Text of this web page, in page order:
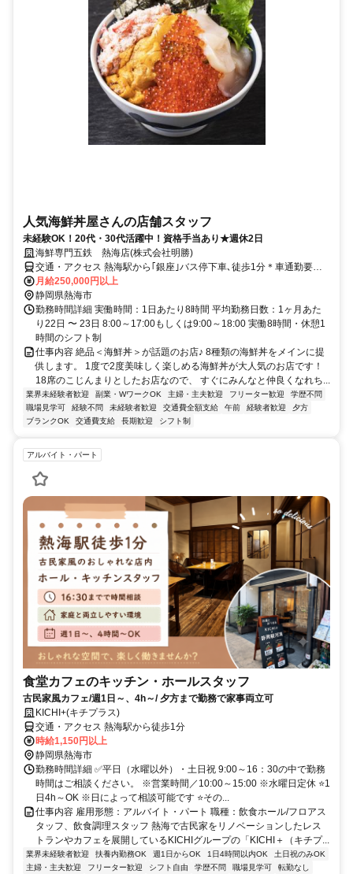
人気海鮮丼屋さんの店舗スタッフ
未経験OK！20代・30代活躍中！資格手当あり★週休2日
海鮮専門五鉄 熱海店(株式会社明勝)
交通・アクセス 熱海駅から｢銀座｣バス停下車､徒歩1分＊車通勤要相
談
月給250,000円以上
静岡県熱海市
勤務時間詳細 実働時間：1日あたり8時間 平均勤務日数：1ヶ月あた
り22日 〜 23日 8:00～17:00もしくは9:00～18:00 実働8時間・休憩1
時間のシフト制
仕事内容 絶品＜海鮮丼＞が話題のお店♪ 8種類の海鮮丼をメインに提
供します。 1度で2度美味しく楽しめる海鮮丼が大人気のお店です！
18席のこじんまりとしたお店なので、 すぐにみんなと仲良くなれち...
業界未経験者歓迎 副業・WワークOK 主婦・主夫歓迎 フリーター歓迎
学歴不問
職場見学可
経験不問 未経験者歓迎 交通費全額支給 午前 経験者歓迎
夕方
ブランクOK
交通費支給 長期歓迎 シフト制
アルバイト・パート
食堂カフェのキッチン・ホールスタッフ
古民家風カフェ/週1日～、4h～/ 夕方まで勤務で家事両立可
KICHI+(キチプラス)
交通・アクセス 熱海駅から徒歩1分
時給1,150円以上
静岡県熱海市
勤務時間詳細 ✅平日（水曜以外）・土日祝 9:00～16：30の中で勤務
時間はご相談ください。 ※営業時間／10:00～15:00 ※水曜日定休 ⭐1
日4h～OK ※日によって相談可能です ⭐その...
仕事内容 雇用形態：アルバイト・パート 職種：飲食ホール/フロアス
タッフ、飲食調理スタッフ 熱海で古民家をリノベーションしたレス
トランやカフェを展開しているKICHIグループの「KICHI＋（キチプ...
業界未経験者歓迎 扶養内勤務OK 週1日からOK 1日4時間以内OK
土日祝のみOK
主婦・主夫歓迎
フリーター歓迎 シフト自由 学歴不問 職場見学可
転勤なし